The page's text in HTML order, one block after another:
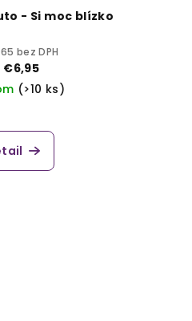
Nálepka na auto - Si moc blízko
bez DPH
€6,95
(>10 ks)